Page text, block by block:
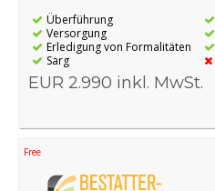
Überführung
Versorgung
Erledigung von Formalitäten
Sarg
EUR 2.990 inkl. MwSt.
Free